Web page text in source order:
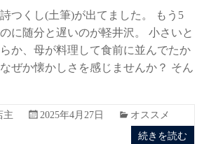
つくし(土筆)が出てました。 もう5
に随分と遅いのが軽井沢。 小さいと
か、母が料理して食前に並んでたか
ぜか懐かしさを感じませんか？ そん
主 2025年4月27日
オススメ
続きを読む